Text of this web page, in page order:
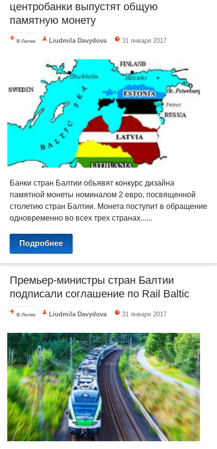
центробанки выпустят общую
памятную монету
В Литве Liudmila Davydova 31 января 2017
Банки стран Балтии объявят конкурс дизайна
памятной монеты номиналом 2 евро, посвященной
столетию стран Балтии. Монета поступит в обращение
одновременно во всех трех странах......
Подробнее
Премьер-министры стран Балтии
подписали соглашение по Rail Baltic
В Литве Liudmila Davydova 31 января 2017